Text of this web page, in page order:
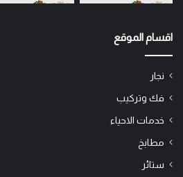
اقسام الموقع
نجار
فك وتركيب
خدمات الاحياء
مطابخ
ستائر